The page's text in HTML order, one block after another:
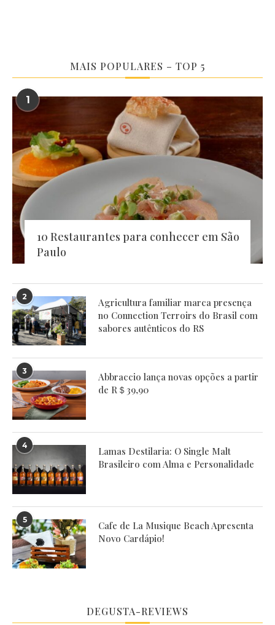
MAIS POPULARES – TOP 5
1
10 Restaurantes para conhecer em São
Paulo
2
Agricultura familiar marca presença
no Connection Terroirs do Brasil com
sabores autênticos do RS
3
Abbraccio lança novas opções a partir
de R＄39,90
4
Lamas Destilaria: O Single Malt
Brasileiro com Alma e Personalidade
5
Cafe de La Musique Beach Apresenta
Novo Cardápio!
DEGUSTA-REVIEWS